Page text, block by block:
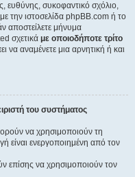
ευθύνης, συκοφαντικό σχόλιο,
με την ιστοσελίδα phpBB.com ή το
αποστείλετε μήνυμα
σχετικά με οποιοδήποτε τρίτο
να αναμένετε μια αρνητική ή και
του συστήματος
να χρησιμοποιούν τη
είναι ενεργοποιημένη από τον
επίσης να χρησιμοποιούν τον